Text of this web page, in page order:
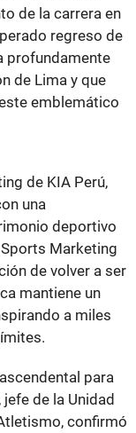
de la carrera en
regreso de
profundamente
de Lima y que
emblemático
de KIA Perú,
una
deportivo
Sports Marketing
de volver a ser
mantiene un
a miles
para
, jefe de la Unidad
confirmó